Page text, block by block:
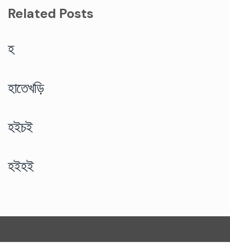
Related Posts
হ
হাতেখড়ি
হইচই
হইহই